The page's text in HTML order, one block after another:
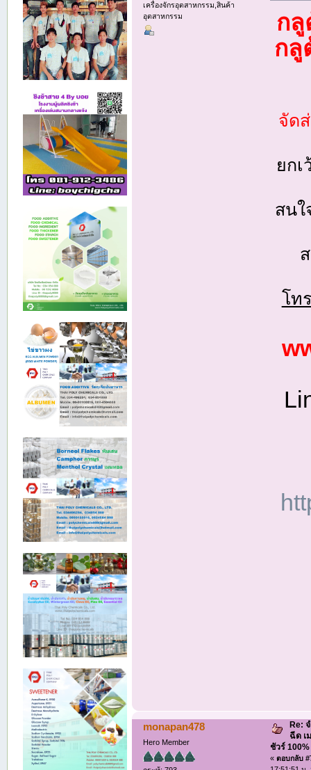
เครื่องจักรอุตสาหกรรม,สินค้า
อุตสาหกรรม
กลู
กลู
จัด
ยก
สนใ
โท
monapan478
Hero Member
Re:
ฉีด เ
ชัวร์
«ตอบกลับ